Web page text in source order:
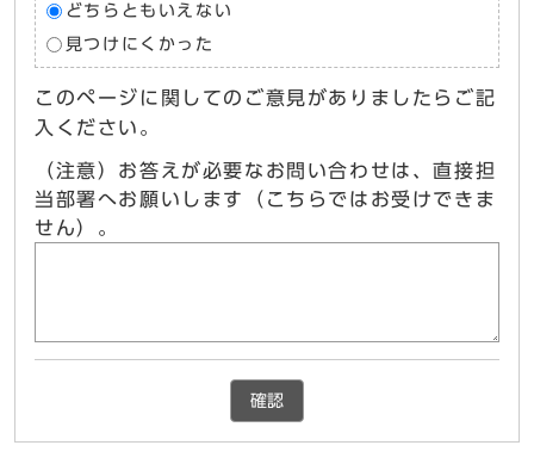
どちらともいえない
見つけにくかった
このページに関してのご意見がありましたらご記
入ください。
（注意）お答えが必要なお問い合わせは、直接担
当部署へお願いします（こちらではお受けできま
せん）。
確認